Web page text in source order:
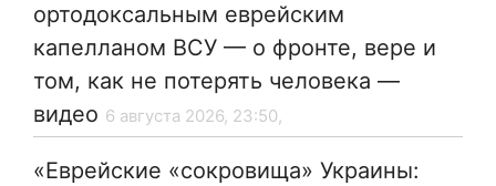
ортодоксальным еврейским
капелланом ВСУ — о фронте, вере и
том, как не потерять человека —
видео 6 августа 2026, 23:50,
«Еврейские «сокровища» Украины: